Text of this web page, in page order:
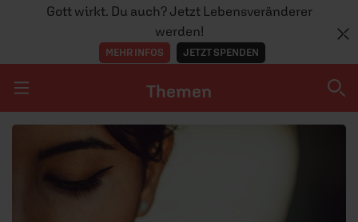
Gott wirkt. Du auch? Jetzt Lebensveränderer
werden!
MEHR INFOS JETZT SPENDEN
Navigation überspringen
Themen
Themen